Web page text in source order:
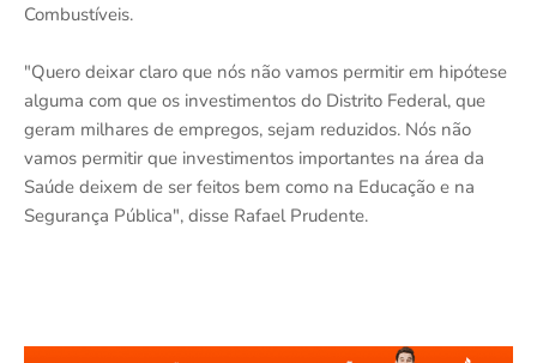
Combustíveis.
"Quero deixar claro que nós não vamos permitir em hipótese
alguma com que os investimentos do Distrito Federal, que
geram milhares de empregos, sejam reduzidos. Nós não
vamos permitir que investimentos importantes na área da
Saúde deixem de ser feitos bem como na Educação e na
Segurança Pública", disse Rafael Prudente.